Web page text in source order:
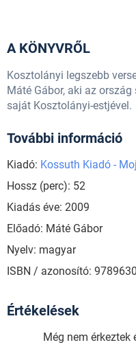
A KÖNYVRŐL
Kosztolányi legszebb
Máté Gábor, aki az
saját Kosztolányi-estjével.
További információ
Kiadó: Kossuth Kiadó -
Hossz (perc): 52
Kiadás éve: 2009
Előadó: Máté Gábor
Nyelv: magyar
ISBN / azonosító:
Értékelések
Még nem érkeztek